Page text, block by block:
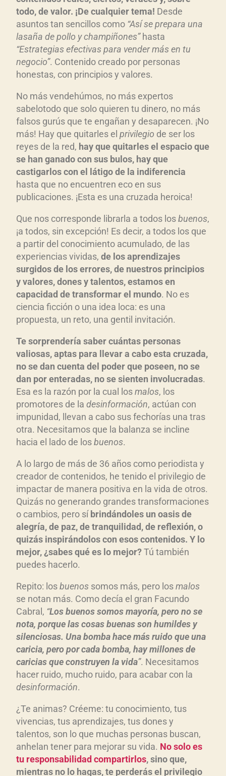
todo, de valor. ¡De cualquier tema! Desde
asuntos tan sencillos como “Así se prepara una
lasaña de pollo y champiñones”hasta
“Estrategias efectivas para vender más en tu
negocio”. Contenido creado por personas
honestas, con principios y valores.
No más vendehúmos, no más expertos
sabelotodo que solo quieren tu dinero, no más
falsos gurús que te engañan y desaparecen. ¡No
más! Hay que quitarles el privilegio de ser los
reyes de la red, hay que quitarles el espacio que
se han ganado con sus bulos, hay que
castigarlos con el látigo de la indiferencia
hasta que no encuentren eco en sus
publicaciones. ¡Esta es una cruzada heroica!
Que nos corresponde librarla a todos losbuenos,
¡a todos, sin excepción! Es decir, a todos los que
a partir del conocimiento acumulado, de las
experiencias vividas, de los aprendizajes
surgidos de los errores, de nuestros principios
y valores, dones y talentos, estamos en
capacidad de transformar el mundo. No es
ciencia ficción o una idea loca: es una
propuesta, un reto, una gentil invitación.
Te sorprendería saber cuántas personas
valiosas, aptas para llevar a cabo esta cruzada,
no se dan cuenta del poder que poseen, no se
dan por enteradas, no se sienten involucradas.
Esa es la razón por la cual losmalos, los
promotores de la desinformación, actúan con
impunidad, llevan a cabo sus fechorías una tras
otra. Necesitamos que la balanza se incline
hacia el lado de losbuenos.
A lo largo de más de 36 años como periodista y
creador de contenidos, he tenido el privilegio de
impactar de manera positiva en la vida de otros.
Quizás no generando grandes transformaciones
o cambios, pero sí brindándoles un oasis de
alegría, de paz, de tranquilidad, de reflexión, o
quizás inspirándolos con esos contenidos. Y lo
mejor, ¿sabes qué es lo mejor?Tú también
puedes hacerlo.
Repito: losbuenos somos más, pero losmalos
se notan más. Como decía el gran Facundo
Cabral, “Los buenos somos mayoría, pero no se
nota, porque las cosas buenas son humildes y
silenciosas. Una bomba hace más ruido que una
caricia, pero por cada bomba, hay millones de
caricias que construyen la vida”. Necesitamos
hacer ruido, mucho ruido, para acabar con la
desinformación.
¿Te animas? Créeme: tu conocimiento, tus
vivencias, tus aprendizajes, tus dones y
talentos, son lo que muchas personas buscan,
anhelan tener para mejorar su vida. No solo es
tu responsabilidad compartirlos, sino que,
mientras no lo hagas, te perderás el privilegio